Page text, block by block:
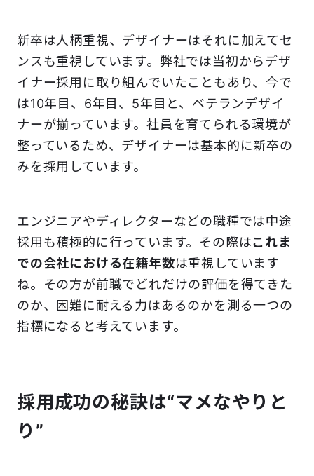
新卒は人柄重視、デザイナーはそれに加えてセ
ンスも重視しています。弊社では当初からデザ
イナー採用に取り組んでいたこともあり、今で
は10年目、6年目、5年目と、ベテランデザイ
ナーが揃っています。社員を育てられる環境が
整っているため、デザイナーは基本的に新卒の
みを採用しています。
エンジニアやディレクターなどの職種では中途
採用も積極的に行っています。その際はこれま
での会社における在籍年数は重視しています
ね。その方が前職でどれだけの評価を得てきた
のか、困難に耐える力はあるのかを測る一つの
指標になると考えています。
採用成功の秘訣は“マメなやりと
り”